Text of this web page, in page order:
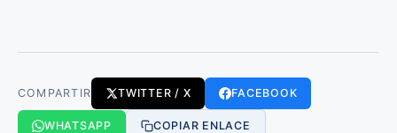
COMPARTIR TWITTER / X FACEBOOK
WHATSAPP COPIAR ENLACE